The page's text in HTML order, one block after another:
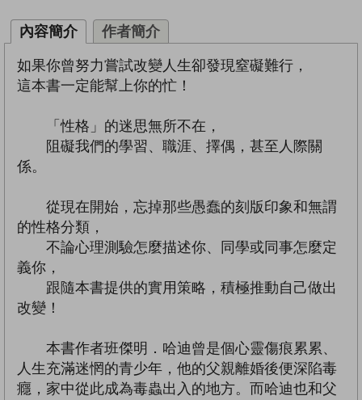
內容簡介 作者簡介
如果你曾努力嘗試改變人生卻發現窒礙難行，
這本書一定能幫上你的忙！
「性格」的迷思無所不在，
阻礙我們的學習、職涯、擇偶，甚至人際關
係。
從現在開始，忘掉那些愚蠢的刻版印象和無謂
的性格分類，
不論心理測驗怎麼描述你、同學或同事怎麼定
義你，
跟隨本書提供的實用策略，積極推動自己做出
改變！
本書作者班傑明．哈迪曾是個心靈傷痕累累、
人生充滿迷惘的青少年，他的父親離婚後便深陷毒
癮，家中從此成為毒蟲出入的地方。而哈迪也和父